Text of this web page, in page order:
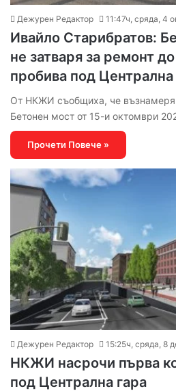
Дежурен Редактор 11:47ч, сряда, 4
Ивайло Старибратов:
не затваря за ремонт
пробива под Централна
От НКЖИ съобщиха, че
Бетонен мост от 15-и октомври
Прочети Повече »
Дежурен Редактор 15:25ч, сряда, 8
НКЖИ насрочи първа
под Централна гара